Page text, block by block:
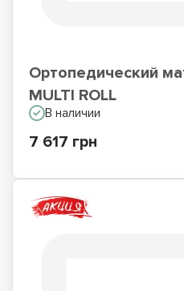
Ортопедический
MULTI ROLL
В наличии
7 617 грн